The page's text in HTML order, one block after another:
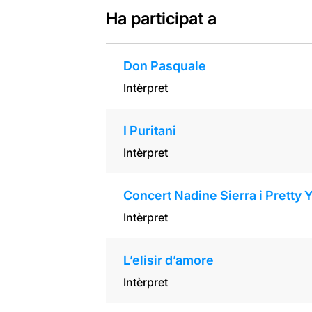
Ha participat a
Don Pasquale
Intèrpret
I Puritani
Intèrpret
Concert Nadine Sierra i Pretty
Intèrpret
L’elisir d’amore
Intèrpret